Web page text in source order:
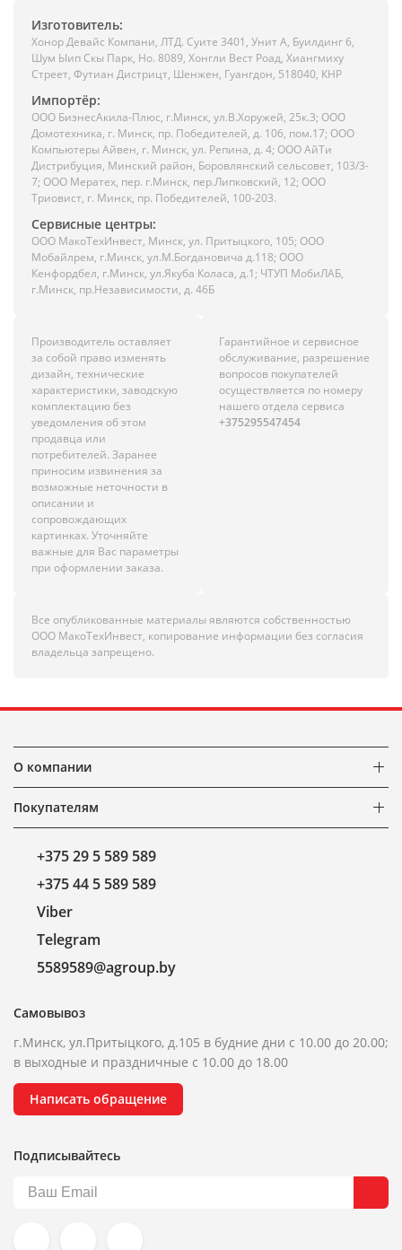
Изготовитель:
Хонор Девайс Компани, ЛТД. Суите 3401, Унит A, Буилдинг 6,
Шум Ыип Скы Парк, Но. 8089, Хонгли Вест Роад, Xиангмиху
Стреет, Футиан Дистрицт, Шенжен, Гуангдон, 518040, КНР
Импортёр:
ООО БизнесАкила-Плюc, г.Минск, ул.В.Хоружей, 25к.3; ООО
Домотехника, г. Минск, пр. Победителей, д. 106, пом.17; ООО
Компьютеры Айвен, г. Минск, ул. Репина, д. 4; ООО АйТи
Дистрибуция, Минский район, Боровлянский сельсовет, 103/3-
7; ООО Мератех, пер. г.Минск, пер.Липковский, 12; ООО
Триовист, г. Минск, пр. Победителей, 100-203.
Сервисные центры:
ООО МакоТехИнвест, Минск, ул. Притыцкого, 105; ООО
Мобайлрем, г.Минск, ул.М.Богдановича д.118; ООО
Кенфордбел, г.Минск, ул.Якуба Коласа, д.1; ЧТУП МобиЛАБ,
г.Минск, пр.Независимости, д. 46Б
Производитель оставляет
за собой право изменять
дизайн, технические
характеристики, заводскую
комплектацию без
уведомления об этом
продавца или
потребителей. Заранее
приносим извинения за
возможные неточности в
описании и
сопровождающих
картинках. Уточняйте
важные для Вас параметры
при оформлении заказа.
Гарантийное и сервисное
обслуживание, разрешение
вопросов покупателей
осуществляется по номеру
нашего отдела сервиса
+375295547454
Все опубликованные материалы являются собственностью
ООО МакоТехИнвест, копирование информации без согласия
владельца запрещено.
О компании
Покупателям
+375 29 5 589 589
+375 44 5 589 589
Viber
Telegram
5589589@agroup.by
Самовывоз
г.Минск, ул.Притыцкого, д.105 в будние дни с 10.00 до 20.00;
в выходные и праздничные с 10.00 до 18.00
Написать обращение
Подписывайтесь